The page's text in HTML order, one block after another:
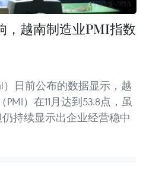
，越南制造业PMI指数
）日前公布的数据显示，越
）在11月达到53.8点，虽
持续显示出企业经营稳中